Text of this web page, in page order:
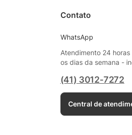
Contato
WhatsApp
Atendimento 24
os dias da semana -
(41) 3012-7272
Central de